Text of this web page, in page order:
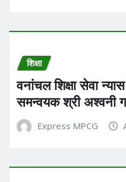
शिक्षा
वनांचल शिक्षा सेवा
समन्वयक श्री अश्वनी
Express MPCG